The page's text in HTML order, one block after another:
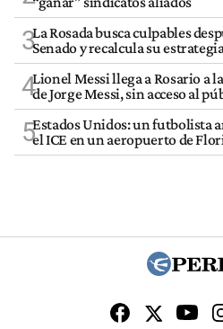
3La Rosada busca culpables
Senado y recalcula su
4Lionel Messi llega a Rosario a
de Jorge Messi, sin acceso al
5Estados Unidos: un futbolista
el ICE en un aeropuerto de